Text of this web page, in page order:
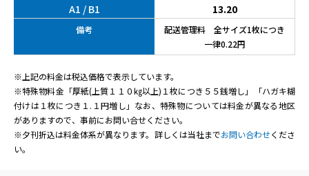
A1 / B1
備考
13.20
配送管理料 全サイズ1枚につき
一律0.22円
※上記の料金は税込価格で表示しています。
※特殊物料金「厚紙(上質１１０㎏以上)１枚につき５５銭増し」「ハガキ糊
付けは１枚につき１.１円増し」なお、特殊物については料金が異なる地区
がありますので、事前にお問い合せください。
※夕刊折込は料金体系が異なります。詳しくは当社までお問い合わせくださ
い。